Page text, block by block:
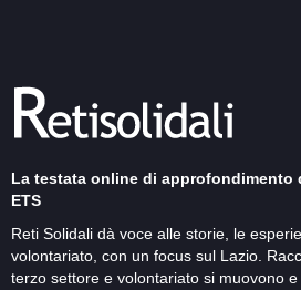
La testata online di approfondimento
ETS
Reti Solidali dà voce alle storie, le
volontariato, con un focus sul Lazio.
terzo settore e volontariato si muovono